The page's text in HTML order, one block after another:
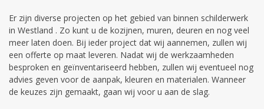
Er zijn diverse projecten op het gebied van binnen schilderwerk
in Westland . Zo kunt u de kozijnen, muren, deuren en nog veel
meer laten doen. Bij ieder project dat wij aannemen, zullen wij
een offerte op maat leveren. Nadat wij de werkzaamheden
besproken en geïnventariseerd hebben, zullen wij eventueel nog
advies geven voor de aanpak, kleuren en materialen. Wanneer
de keuzes zijn gemaakt, gaan wij voor u aan de slag.